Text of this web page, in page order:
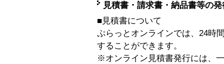
見積書・請求書・納品書等の
■見積書について
ぷらっとオンラインでは、24時
することができます。
※オンライン見積書発行には、